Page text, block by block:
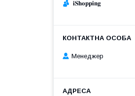
𝐢𝐒𝐡𝐨𝐩𝐩𝐢𝐧𝐠
Менеджер